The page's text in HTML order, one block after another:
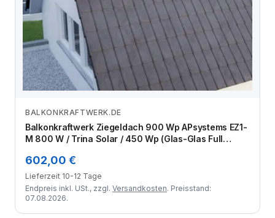
Zum Angebot
BALKONKRAFTWERK.DE
Balkonkraftwerk Ziegeldach 900 Wp APsystems EZ1-
M 800 W / Trina Solar / 450 Wp (Glas-Glas Full
Module
602,00 €
Lieferzeit 10-12 Tage
Endpreis inkl. USt., zzgl. Versandkosten. Preisstand:
07.08.2026.